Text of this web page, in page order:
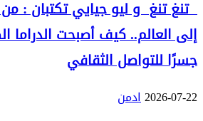
تنغ تنغ و ليو جيايي تكتبان :
إلى العالم.. كيف أصبحت الدراما
جسرًا للتواصل الثقافي
2026-07-22ادمن